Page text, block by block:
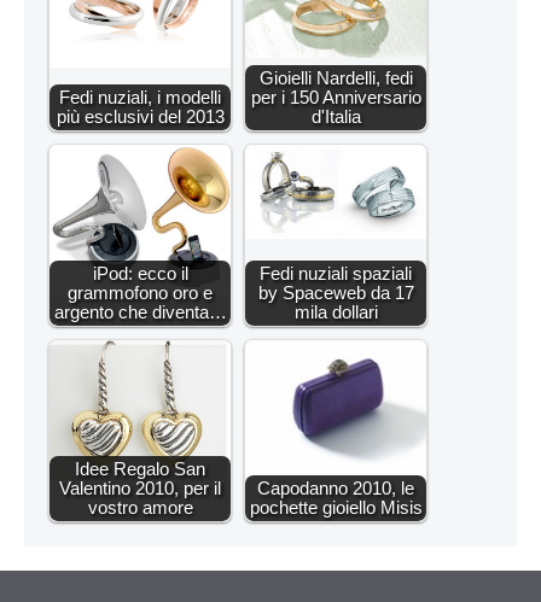
Fedi nuziali, i modelli
più esclusivi del 2013
Gioielli Nardelli, fedi
per i 150 Anniversario
d'Italia
iPod: ecco il
grammofono oro e
argento che diventa…
Fedi nuziali spaziali
by Spaceweb da 17
mila dollari
Idee Regalo San
Valentino 2010, per il
vostro amore
Capodanno 2010, le
pochette gioiello Misis